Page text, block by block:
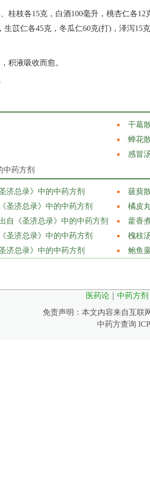
桂枝各15克，白酒100毫升，桃杏仁各
生苡仁各45克，冬瓜仁60克(打)，泽泻15
积液吸收而愈。
干葛
蝉花
感冒
中药方剂
济总录》中的中药方剂
菝葜
圣济总录》中的中药方剂
橘皮
自《圣济总录》中的中药方剂
藿香
圣济总录》中的中药方剂
槐枝
济总录》中的中药方剂
鲍鱼
医药论 中药方剂
免责声明：本文内容来自互联
中药方查询